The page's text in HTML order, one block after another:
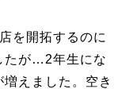
を開拓するのに
たが…2年生にな
えました。空き